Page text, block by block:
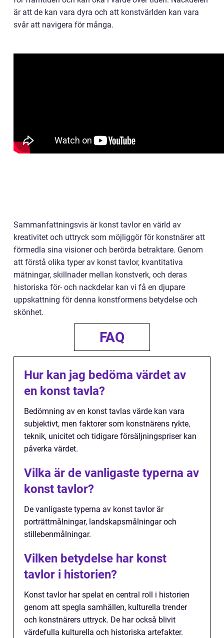
är att de kan vara dyra och att konstvärlden kan vara
svår att navigera för många.
Sammanfattningsvis är konst tavlor en värld av
kreativitet och uttryck som möjliggör för konstnärer att
förmedla sina visioner och berörda betraktare. Genom
att förstå olika typer av konst tavlor, kvantitativa
mätningar, skillnader mellan konstverk, och deras
historiska för- och nackdelar kan vi få en djupare
uppskattning för denna konstformens betydelse och
skönhet.
FAQ
Hur kan jag bedöma värdet av
en konst tavla?
Bedömning av en konst tavlas värde kan vara
subjektivt, men faktorer som konstnärens rykte,
teknik, unicitet och tidigare försäljningspriser kan
påverka värdet.
Vilka är de vanligaste typerna av
konst tavlor?
De vanligaste typerna av konst tavlor är
porträttmålningar, landskapsmålningar och
stillebenmålningar.
Vilken betydelse har konst
tavlor i historien?
Konst tavlor har spelat en central roll i historien
genom att spegla samhällen, kulturella trender
och konstnärers uttryck. De har också blivit
värdefulla kulturella och historiska artefakter.